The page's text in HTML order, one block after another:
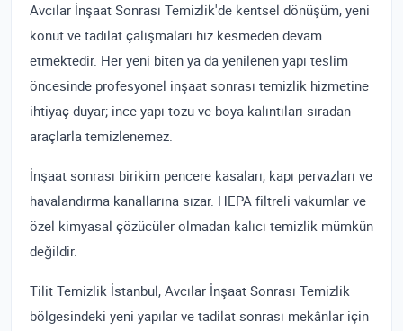
Avcılar İnşaat Sonrası Temizlik'de kentsel dönüşüm, yeni
konut ve tadilat çalışmaları hız kesmeden devam
etmektedir. Her yeni biten ya da yenilenen yapı teslim
öncesinde profesyonel inşaat sonrası temizlik hizmetine
ihtiyaç duyar; ince yapı tozu ve boya kalıntıları sıradan
araçlarla temizlenemez.
İnşaat sonrası birikim pencere kasaları, kapı pervazları ve
havalandırma kanallarına sızar. HEPA filtreli vakumlar ve
özel kimyasal çözücüler olmadan kalıcı temizlik mümkün
değildir.
Tilit Temizlik İstanbul, Avcılar İnşaat Sonrası Temizlik
bölgesindeki yeni yapılar ve tadilat sonrası mekânlar için